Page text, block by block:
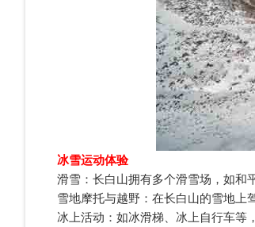
冰雪运动体验
滑雪：长白山拥有多个滑雪场，如和
雪地摩托与越野：在长白山的雪地上
冰上活动：如冰滑梯、冰上自行车等